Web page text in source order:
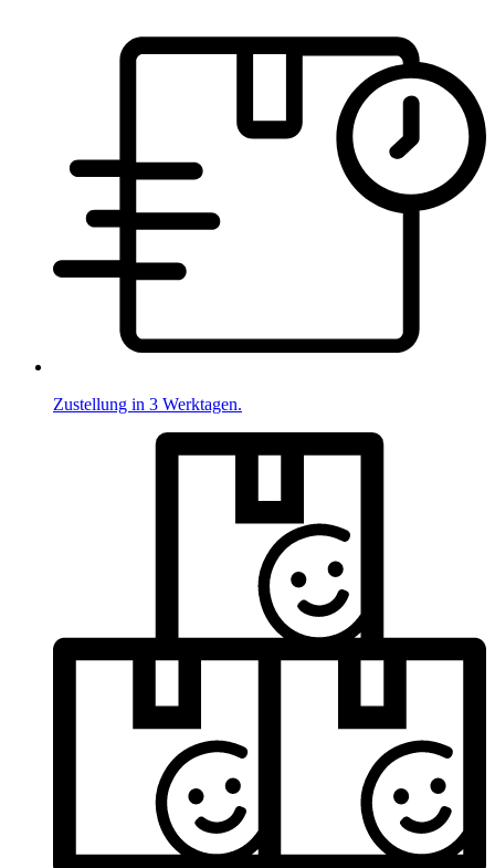
Zustellung in 3 Werktagen.